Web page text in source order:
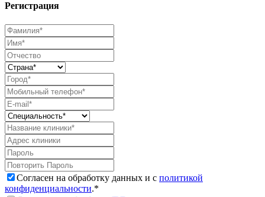
Регистрация
Согласен на обработку данных и с политикой
конфиденциальности.*